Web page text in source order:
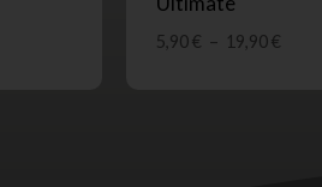
5,90€ – 19,90€